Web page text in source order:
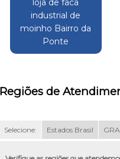
loja de faca
industrial de
moinho Bairro da
Ponte
Regiões de
Selecione: Estados Brasil